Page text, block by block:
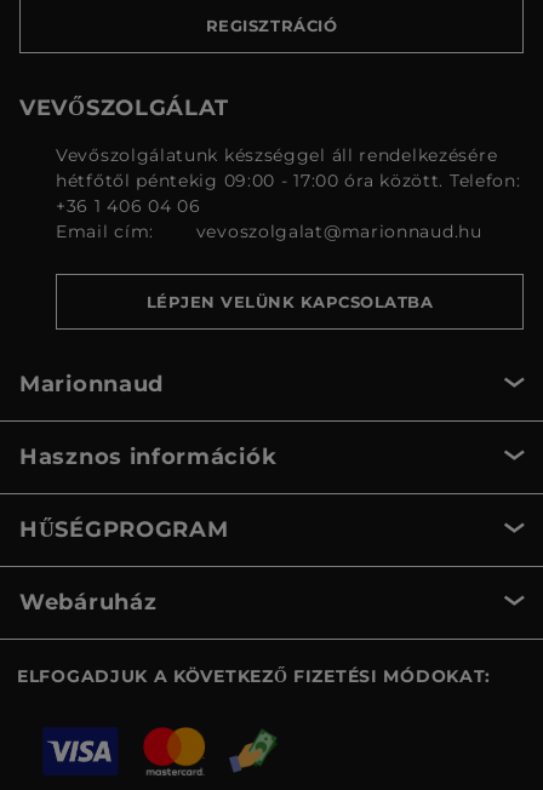
REGISZTRÁCIÓ
VEVŐSZOLGÁLAT
Vevőszolgálatunk készséggel áll rendelkezésére
hétfőtől péntekig 09:00 - 17:00 óra között. Telefon:
+36 1 406 04 06
Email cím:
vevoszolgalat@marionnaud.hu
LÉPJEN VELÜNK KAPCSOLATBA
Marionnaud
Hasznos információk
HŰSÉGPROGRAM
Webáruház
ELFOGADJUK A KÖVETKEZŐ FIZETÉSI MÓDOKAT: